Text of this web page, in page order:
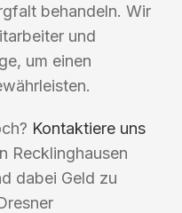
behandeln. Wir
und
um einen
Kontaktiere uns
Recklinghausen
dabei Geld zu